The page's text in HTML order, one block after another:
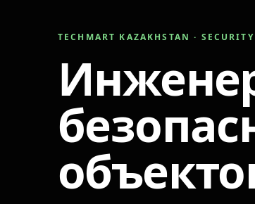
TECHMART KAZAKHSTAN ·